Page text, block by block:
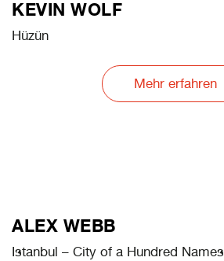
KEVIN WOLF
Hüzün
Mehr erfahren
ALEX WEBB
Istanbul – City of a Hundred Names